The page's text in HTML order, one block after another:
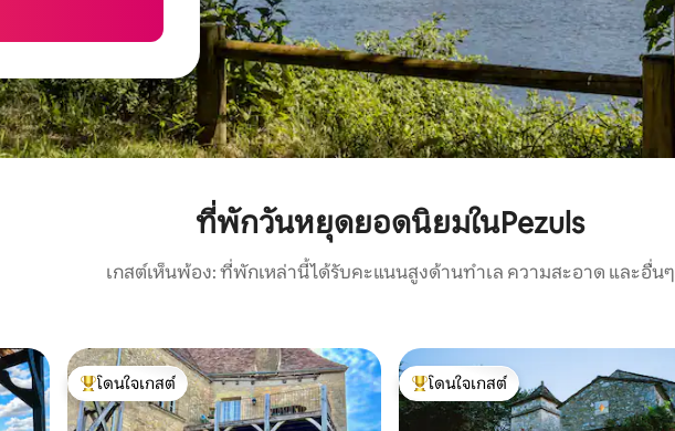
ที่พักวันหยุดยอดนิยมในPezuls
เกสต์เห็นพ้อง: ที่พักเหล่านี้ได้รับคะแนนสูงด้านทำเล ความสะอาด และอื่นๆ
โดนใจเกสต์ที่สุด
โดนใจเกสต์
โดนใจเกสต์ที่สุด
โดนใจเกสต์